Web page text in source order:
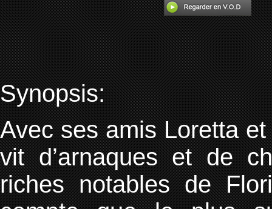
Synopsis:
Avec ses amis Loretta
vit d’arnaques et de
riches notables de